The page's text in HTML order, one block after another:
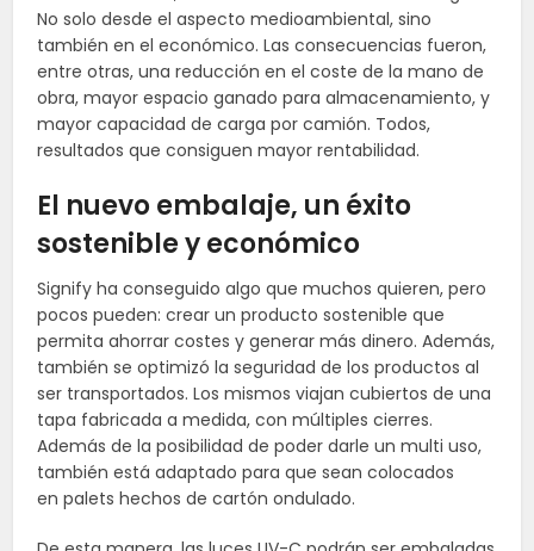
No solo desde el aspecto medioambiental, sino
también en el económico. Las consecuencias fueron,
entre otras, una reducción en el coste de la mano de
obra, mayor espacio ganado para almacenamiento, y
mayor capacidad de carga por camión. Todos,
resultados que consiguen mayor rentabilidad.
El nuevo embalaje, un éxito
sostenible y económico
Signify ha conseguido algo que muchos quieren, pero
pocos pueden: crear un producto sostenible que
permita ahorrar costes y generar más dinero. Además,
también se optimizó la seguridad de los productos al
ser transportados. Los mismos viajan cubiertos de una
tapa fabricada a medida, con múltiples cierres.
Además de la posibilidad de poder darle un multi uso,
también está adaptado para que sean colocados
en palets hechos de cartón ondulado.